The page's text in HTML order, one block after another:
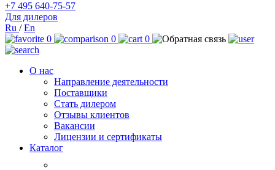
+7 495 640-75-57
Для дилеров
Ru /En
0
0 0
О нас
Направление деятельности
Поставщики
Стать дилером
Отзывы клиентов
Вакансии
Лицензии и сертификаты
Каталог